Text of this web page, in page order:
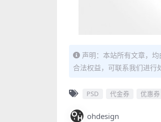
声明：本站所有文章，
合法权益，可联系我们进行
PSD 代金券 优惠券
ohdesign